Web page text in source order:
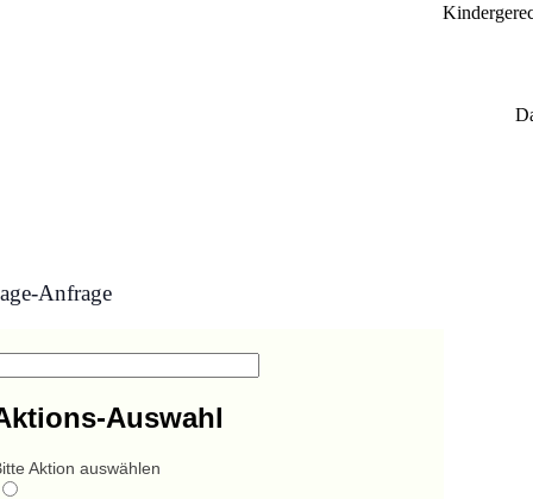
Anfrage
Auswahl
Aktion auswählen